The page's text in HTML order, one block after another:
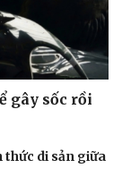
gây sốc rồi
thức di sản giữa